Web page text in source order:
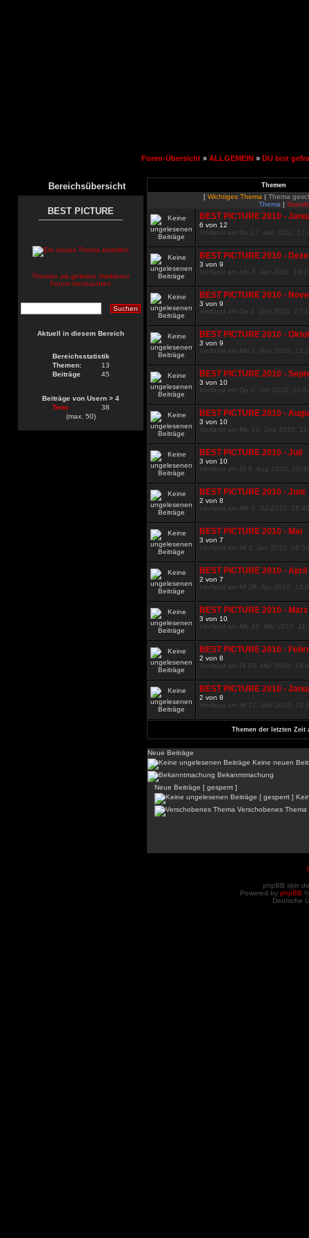
Foren-Übersicht » ALLGEMEIN » DU bist
Bereichsübersicht
BEST PICTURE
Themen als gelesen markieren
Forum beobachten
Aktuell in diesem Bereich
Bereichsstatistik
Themen:
13
Beiträge
45
Beiträge von Usern > 4
Teno
38
(max. 50)
Themen
[ Wichtiges Thema | Thema
Thema |
BEST PICTURE 2010 -
6 von 12
Verfasst am Do 27. Jan 2011,
BEST PICTURE 2010 -
3 von 9
Verfasst am Mo 3. Jan 2011,
BEST PICTURE 2010 -
3 von 9
Verfasst am Do 2. Dez 2010,
BEST PICTURE 2010 -
3 von 9
Verfasst am Mo 1. Nov 2010,
BEST PICTURE 2010 -
3 von 10
Verfasst am Do 7. Okt 2010,
BEST PICTURE 2010 -
3 von 10
Verfasst am Mo 13. Sep 2010,
BEST PICTURE 2010 - Juli
3 von 10
Verfasst am Di 3. Aug 2010,
BEST PICTURE 2010 - Juni
2 von 8
Verfasst am Mo 5. Jul 2010, 15:43
BEST PICTURE 2010 - Mai
3 von 7
Verfasst am Mi 2. Jun 2010, 09:53
BEST PICTURE 2010 - April
2 von 7
Verfasst am Mi 28. Apr 2010,
BEST PICTURE 2010 - März
3 von 10
Verfasst am Mo 29. Mär 2010,
BEST PICTURE 2010 -
2 von 8
Verfasst am Di 23. Mär 2010,
BEST PICTURE 2010 -
2 von 8
Verfasst am Mi 17. Mär 2010,
Themen der letzten Zeit
Neue Beiträge
Keine neuen
Bekanntmachung
Neue Beiträge [ gesperrt ]
Verschobenes Thema
phpBB skin
Powered by phpBB
Deutsche